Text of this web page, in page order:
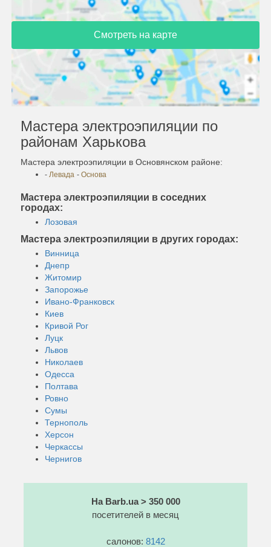
Смотреть на карте
Мастера электроэпиляции по
районам Харькова
Мастера электроэпиляции в Основянском районе:
- Левада - Основа
Мастера электроэпиляции в соседних
городах:
Лозовая
Мастера электроэпиляции в других городах:
Винница
Днепр
Житомир
Запорожье
Ивано-Франковск
Киев
Кривой Рог
Луцк
Львов
Николаев
Одесса
Полтава
Ровно
Сумы
Тернополь
Херсон
Черкассы
Чернигов
На Barb.ua > 350 000
посетителей в месяц
салонов: 8142